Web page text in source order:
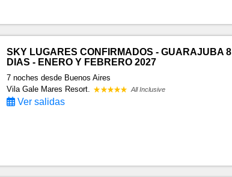
SKY LUGARES CONFIRMADOS - GUARAJUBA 8
DIAS - ENERO Y FEBRERO 2027
7 noches desde Buenos Aires
Vila Gale Mares Resort.
All Inclusive
Ver salidas